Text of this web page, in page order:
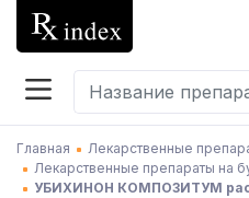
Главная
Лекарственные
Лекарственные препараты на
УБИХИНОН КОМПОЗИТУМ